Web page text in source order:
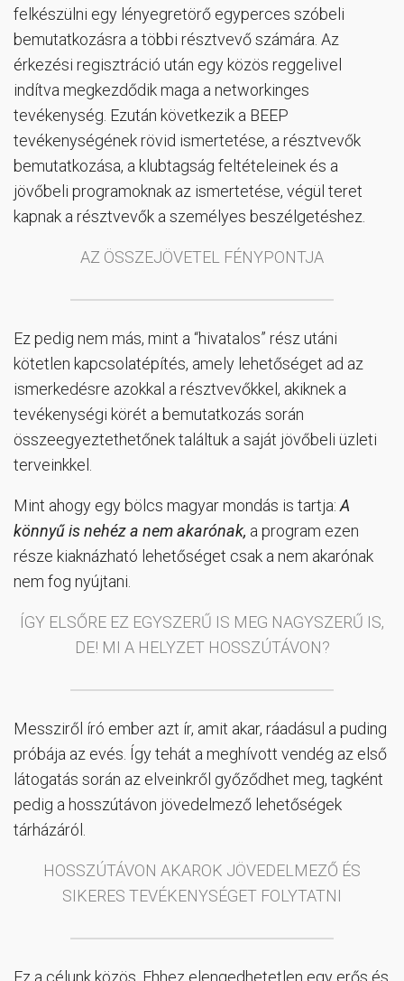
felkészülni egy lényegretörő egyperces szóbeli
bemutatkozásra a többi résztvevő számára. Az
érkezési regisztráció után egy közös reggelivel
indítva megkezdődik maga a networkinges
tevékenység. Ezután következik a BEEP
tevékenységének rövid ismertetése, a résztvevők
bemutatkozása, a klubtagság feltételeinek és a
jövőbeli programoknak az ismertetése, végül teret
kapnak a résztvevők a személyes beszélgetéshez.
AZ ÖSSZEJÖVETEL FÉNYPONTJA
Ez pedig nem más, mint a “hivatalos” rész utáni
kötetlen kapcsolatépítés, amely lehetőséget ad az
ismerkedésre azokkal a résztvevőkkel, akiknek a
tevékenységi körét a bemutatkozás során
összeegyeztethetőnek találtuk a saját jövőbeli üzleti
terveinkkel.
Mint ahogy egy bölcs magyar mondás is tartja:A
könnyű is nehéz a nem akarónak, a program ezen
része kiaknázható lehetőséget csak a nem akarónak
nem fog nyújtani.
ÍGY ELSŐRE EZ EGYSZERŰ IS MEG NAGYSZERŰ IS,
DE! MI A HELYZET HOSSZÚTÁVON?
Messziről író ember azt ír, amit akar, ráadásul a puding
próbája az evés. Így tehát a meghívott vendég az első
látogatás során az elveinkről győződhet meg, tagként
pedig a hosszútávon jövedelmező lehetőségek
tárházáról.
HOSSZÚTÁVON AKAROK JÖVEDELMEZŐ ÉS
SIKERES TEVÉKENYSÉGET FOLYTATNI